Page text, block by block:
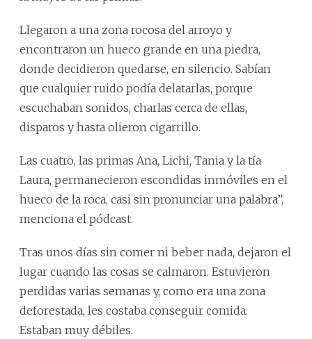
Llegaron a una zona rocosa del arroyo y
encontraron un hueco grande en una piedra,
donde decidieron quedarse, en silencio. Sabían
que cualquier ruido podía delatarlas, porque
escuchaban sonidos, charlas cerca de ellas,
disparos y hasta olieron cigarrillo.
Las cuatro, las primas Ana, Lichi, Tania y la tía
Laura, permanecieron escondidas inmóviles en el
hueco de la roca, casi sin pronunciar una palabra”,
menciona el pódcast.
Tras unos días sin comer ni beber nada, dejaron el
lugar cuando las cosas se calmaron. Estuvieron
perdidas varias semanas y, como era una zona
deforestada, les costaba conseguir comida.
Estaban muy débiles.